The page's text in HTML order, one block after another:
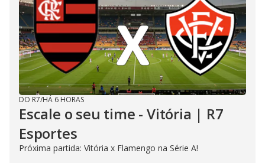
DO R7/HÁ 6 HORAS
Escale o seu time - Vitória | R7
Esportes
Próxima partida: Vitória x Flamengo na Série A!